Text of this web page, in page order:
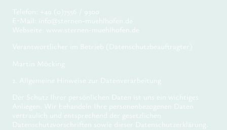
Telefon: +49 (0)7556 / 9300
E-Mail: info@sternen-muehlhofen.de
Webseite: www.sternen-muehlhofen.de
Verantwortlicher im Betrieb (Datenschutzbeauftragter)
Martin Möcking
2. Allgemeine Hinweise zur Datenverarbeitung
Der Schutz Ihrer persönlichen Daten ist uns ein wichtiges
Anliegen. Wir behandeln Ihre personenbezogenen Daten
vertraulich und entsprechend der gesetzlichen
Datenschutzvorschriften sowie dieser Datenschutzerklärung.